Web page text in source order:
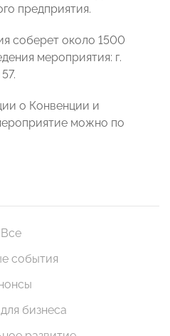
предприятия.
соберет около 1500
мероприятия: г.
о Конвенции и
можно по
Все
события
бизнеса